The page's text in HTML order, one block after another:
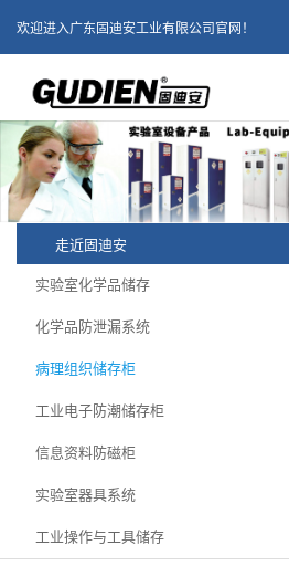
欢迎进入广东固迪安工业有限公司官网！
走近固迪安
实验室化学品储存
化学品防泄漏系统
病理组织储存柜
工业电子防潮储存柜
信息资料防磁柜
实验室器具系统
工业操作与工具储存